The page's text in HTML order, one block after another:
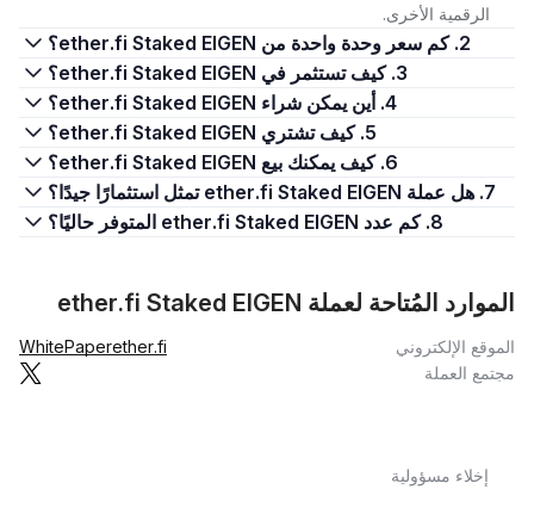
الرقمية الأخرى.
2. كم سعر وحدة واحدة من ether.fi Staked EIGEN؟
3. كيف تستثمر في ether.fi Staked EIGEN؟
4. أين يمكن شراء ether.fi Staked EIGEN؟
5. كيف تشتري ether.fi Staked EIGEN؟
6. كيف يمكنك بيع ether.fi Staked EIGEN؟
7. هل عملة ether.fi Staked EIGEN تمثل استثمارًا جيدًا؟
8. كم عدد ether.fi Staked EIGEN المتوفر حاليًا؟
الموارد المُتاحة لعملة ether.fi Staked EIGEN
الموقع الإلكتروني ether.fi
WhitePaper
مجتمع العملة
إخلاء مسؤولية